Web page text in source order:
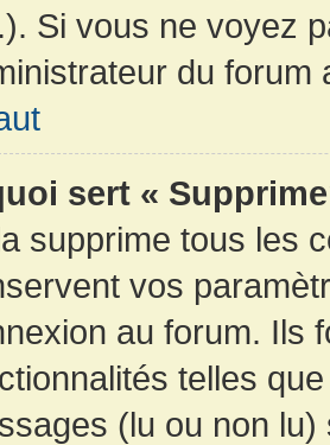
Si vous ne voyez
du forum
sert «
supprime tous les
vos
au forum. Ils
telles
(lu ou non